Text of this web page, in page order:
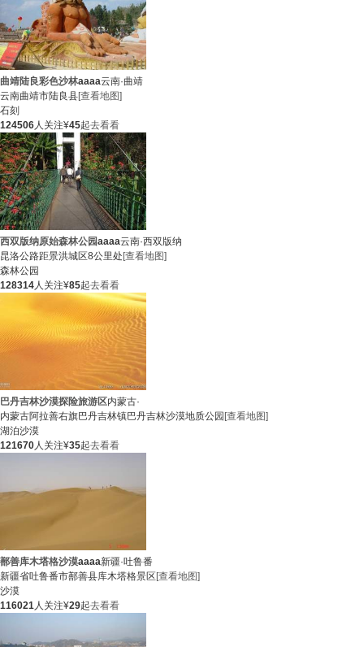
曲靖陆良彩色沙林aaaa云南·曲靖
云南曲靖市陆良县[查看地图]
石刻
124506人关注¥45起去看看
西双版纳原始森林公园aaaa云南·西双版纳
昆洛公路距景洪城区8公里处 [查看地图]
森林公园
128314人关注¥85起去看看
巴丹吉林沙漠探险旅游区内蒙古·
内蒙古阿拉善右旗巴丹吉林镇巴丹吉林沙漠地质公园 [查看地图]
湖泊沙漠
121670人关注¥35起去看看
鄯善库木塔格沙漠aaaa新疆·吐鲁番
新疆省吐鲁番市鄯善县库木塔格景区 [查看地图]
沙漠
116021人关注¥29起去看看